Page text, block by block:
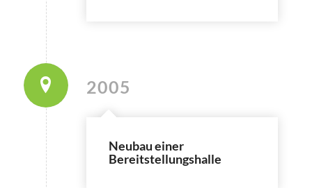
2005
Neubau einer
Bereitstellungshalle